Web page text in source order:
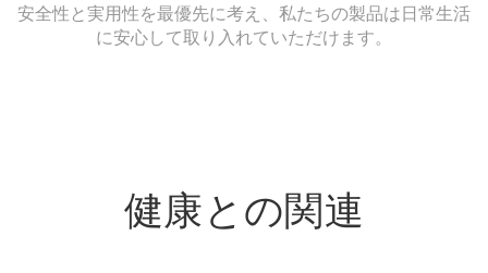
安全性と実用性を最優先に考え、私たちの製品は日常生活
に安心して取り入れていただけます。
健康との関連